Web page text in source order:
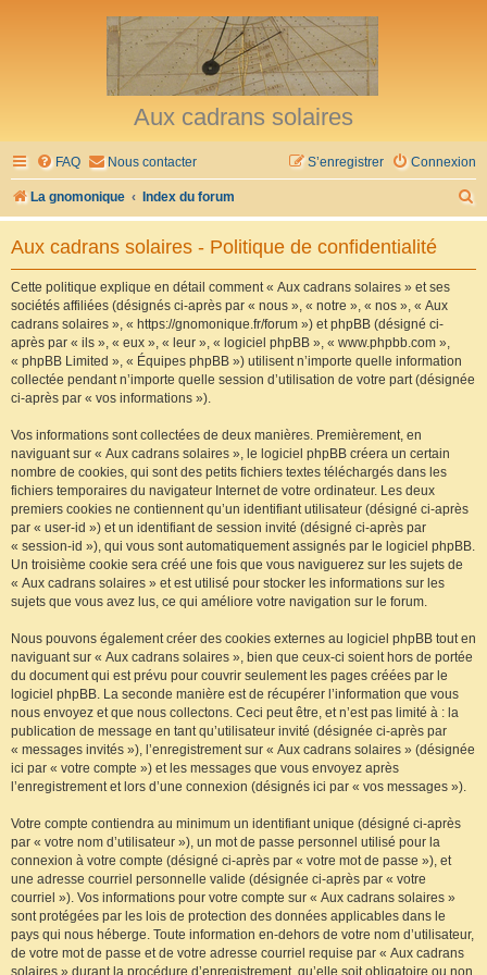
Aux cadrans solaires
FAQ Nous contacter Connexion
S’enregistrer
La gnomonique Index du forum
e
Aux cadrans solaires - Politique de confidentialité
Cette politique explique en détail comment « Aux cadrans solaires » et ses
sociétés affiliées (désignés ci-après par « nous », « notre », « nos », « Aux
cadrans solaires », « https://gnomonique.fr/forum ») et phpBB (désigné ci-
après par « ils », « eux », « leur », « logiciel phpBB », « www.phpbb.com »,
« phpBB Limited », « Équipes phpBB ») utilisent n’importe quelle information
collectée pendant n’importe quelle session d’utilisation de votre part (désignée
ci-après par « vos informations »).
Vos informations sont collectées de deux manières. Premièrement, en
naviguant sur « Aux cadrans solaires », le logiciel phpBB créera un certain
nombre de cookies, qui sont des petits fichiers textes téléchargés dans les
fichiers temporaires du navigateur Internet de votre ordinateur. Les deux
premiers cookies ne contiennent qu’un identifiant utilisateur (désigné ci-après
par « user-id ») et un identifiant de session invité (désigné ci-après par
« session-id »), qui vous sont automatiquement assignés par le logiciel phpBB.
Un troisième cookie sera créé une fois que vous naviguerez sur les sujets de
« Aux cadrans solaires » et est utilisé pour stocker les informations sur les
sujets que vous avez lus, ce qui améliore votre navigation sur le forum.
Nous pouvons également créer des cookies externes au logiciel phpBB tout en
naviguant sur « Aux cadrans solaires », bien que ceux-ci soient hors de portée
du document qui est prévu pour couvrir seulement les pages créées par le
logiciel phpBB. La seconde manière est de récupérer l’information que vous
nous envoyez et que nous collectons. Ceci peut être, et n’est pas limité à : la
publication de message en tant qu’utilisateur invité (désignée ci-après par
« messages invités »), l’enregistrement sur « Aux cadrans solaires » (désignée
ici par « votre compte ») et les messages que vous envoyez après
l’enregistrement et lors d’une connexion (désignés ici par « vos messages »).
Votre compte contiendra au minimum un identifiant unique (désigné ci-après
par « votre nom d’utilisateur »), un mot de passe personnel utilisé pour la
connexion à votre compte (désigné ci-après par « votre mot de passe »), et
une adresse courriel personnelle valide (désignée ci-après par « votre
courriel »). Vos informations pour votre compte sur « Aux cadrans solaires »
sont protégées par les lois de protection des données applicables dans le
pays qui nous héberge. Toute information en-dehors de votre nom d’utilisateur,
de votre mot de passe et de votre adresse courriel requise par « Aux cadrans